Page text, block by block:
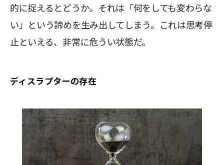
的に捉えるとどうか。それは「何をしても変わらな
い」という諦めを生み出してしまう。これは思考停
止といえる、非常に危うい状態だ。
ディスラプターの存在